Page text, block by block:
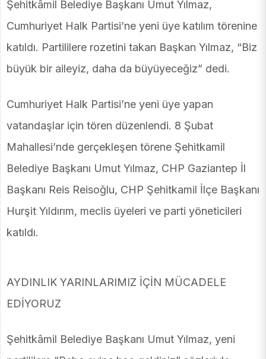
Şehitkâmil Belediye Başkanı Umut Yılmaz,
Cumhuriyet Halk Partisi’ne yeni üye katılım törenine
katıldı. Partililere rozetini takan Başkan Yılmaz, “Biz
büyük bir aileyiz, daha da büyüyeceğiz” dedi.
Cumhuriyet Halk Partisi’ne yeni üye yapan
vatandaşlar için tören düzenlendi. 8 Şubat
Mahallesi’nde gerçekleşen törene Şehitkamil
Belediye Başkanı Umut Yılmaz, CHP Gaziantep İl
Başkanı Reis Reisoğlu, CHP Şehitkamil İlçe Başkanı
Hurşit Yıldırım, meclis üyeleri ve parti yöneticileri
katıldı.
AYDINLIK YARINLARIMIZ İÇİN MÜCADELE
EDİYORUZ
Şehitkâmil Belediye Başkanı Umut Yılmaz, yeni